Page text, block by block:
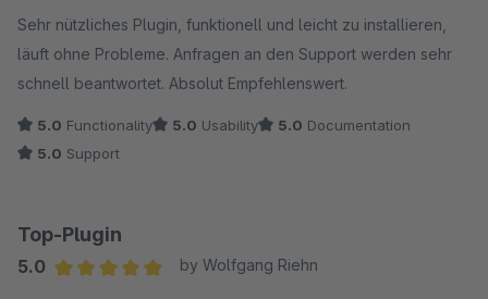
Sehr nützliches Plugin, funktionell und leicht zu installieren,
läuft ohne Probleme. Anfragen an den Support werden sehr
schnell beantwortet. Absolut Empfehlenswert.
5.0 Functionality 5.0 Usability 5.0 Documentation
5.0 Support
Top-Plugin
5.0
by Wolfgang Riehn